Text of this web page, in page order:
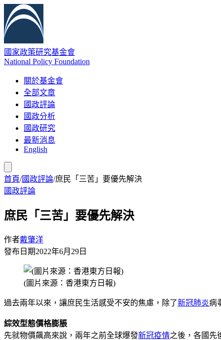
國家政策研究基金會
National Policy Foundation
關於基金會
全部文章
國政評論
國政分析
國政研究
最新消息
English
首頁/國政評論/庶民「三苦」要優先解決
國政評論
庶民「三苦」要優先解決
作者戴肇洋
發布日期2022年6月29日
(圖片來源：香港東方日報)
過去兩年以來，讓庶民生活感受不安的焦慮，除了新冠肺炎病
綜效型態價格膨脹
先就物價飆高來說，兩年之前全球爆發新冠疫情之後，各國先